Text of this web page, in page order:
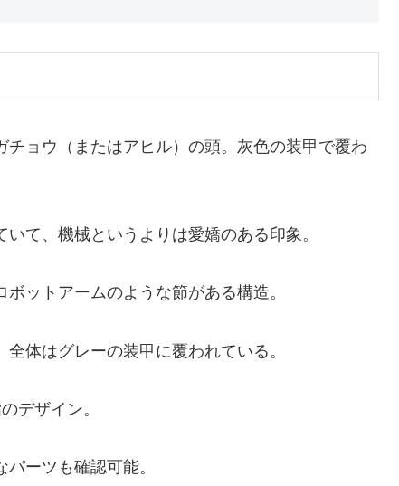
ョウ（またはアヒル）の頭。灰色の装甲で覆わ
て、機械というよりは愛嬌のある印象。
ットアームのような節がある構造。
体はグレーの装甲に覆われている。
デザイン。
ーツも確認可能。